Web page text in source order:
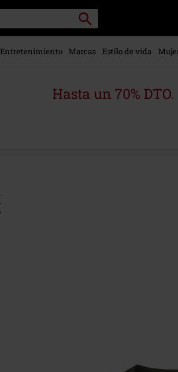
Buscar
Entretenimiento Marcas Estilo de vida
Hasta un 70%